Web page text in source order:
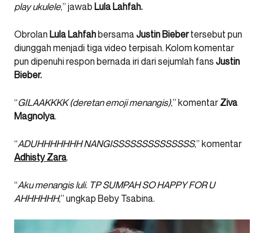
play ukulele,” jawab Lula Lahfah.
Obrolan Lula LahfahbersamaJustin Biebertersebut pun
diunggah menjadi tiga video terpisah. Kolom komentar
pun dipenuhi respon bernada iri dari sejumlah fans Justin
Bieber.
“GILAAKKKK (deretan emoji menangis),” komentar Ziva
Magnolya.
“ADUHHHHHHH NANGISSSSSSSSSSSSSS,” komentar
Adhisty Zara.
“Aku menangis luli. TP SUMPAH SO HAPPY FOR U
AHHHHHH,” ungkap Beby Tsabina.